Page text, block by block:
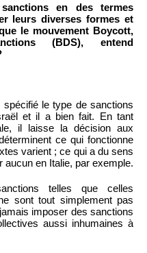
en des termes
leurs diverses formes et
le mouvement Boycott,
(BDS), entend
spécifié le type de sanctions
et il a bien fait. En tant
il laisse la décision aux
ce qui fonctionne
varient ; ce qui a du sens
aucun en Italie, par exemple.
telles que celles
sont tout simplement pas
imposer des sanctions
aussi inhumaines à